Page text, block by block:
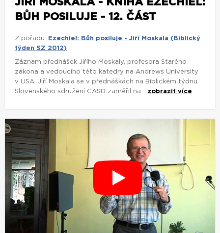
BŮH POSILUJE - 12. ČÁST
Z pořadu:
Ezechiel: Bůh posiluje - Jiří Moskala (Biblický
týden SZ 2012)
Záznam přednášek Jiřího Moskaly, profesora Starého
zákona a vedoucího této katedry na Andrews University
v USA. Jiří Moskala se v přednáškách na Biblickém týdnu
Slovenského sdružení CASD zaměřil na... zobrazit více